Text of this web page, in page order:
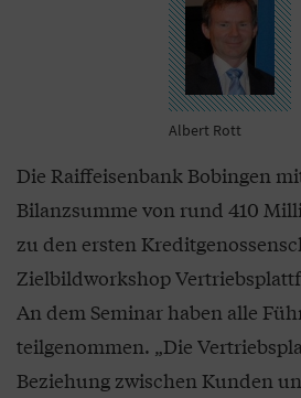
Albert Rott
Die Raiffeisenbank Bobingen
Bilanzsumme von rund 410
zu den ersten
Zielbildworkshop
An dem Seminar haben alle
teilgenommen. „Die
Beziehung zwischen Kunden